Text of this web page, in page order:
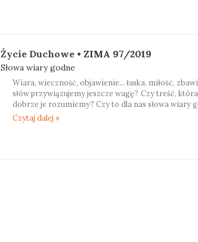
Życie Duchowe • ZIMA 97/2019
Słowa wiary godne
Wiara, wieczność, objawienie… łaska, miłość,
słów przywiązujemy jeszcze wagę? Czy treść,
dobrze je rozumiemy? Czy to dla nas słowa wiary
Czytaj dalej »